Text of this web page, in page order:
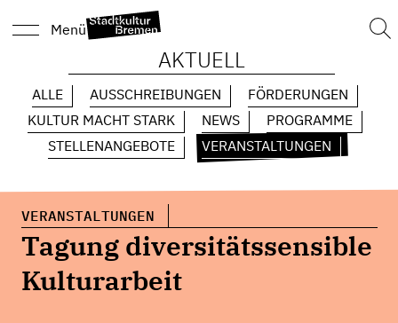
Menü
AKTUELL
ALLE AUSSCHREIBUNGEN
FÖRDERUNGEN
KULTUR MACHT STARK
NEWS
PROGRAMME
STELLENANGEBOTE
VERANSTALTUNGEN
VERANSTALTUNGEN
Tagung diversitätssensible
Kulturarbeit